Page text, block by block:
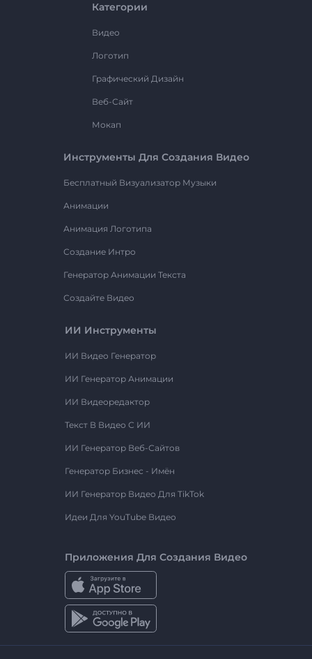
Категории
Видео
Логотип
Графический Дизайн
Веб-Сайт
Мокап
Инструменты Для Создания Видео
Бесплатный Визуализатор Музыки
Анимации
Анимация Логотипа
Создание Интро
Генератор Анимации Текста
Создайте Видео
ИИ Инструменты
ИИ Видео Генератор
ИИ Генератор Анимации
ИИ Видеоредактор
Текст В Видео С ИИ
ИИ Генератор Веб-Сайтов
Генератор Бизнес - Имён
ИИ Генератор Видео Для TikTok
Идеи Для YouTube Видео
Приложения Для Создания Видео